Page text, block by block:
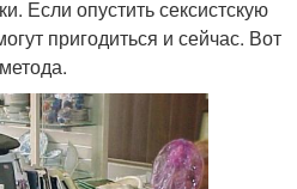
Если опустить сексистскую
пригодиться и сейчас. Вот